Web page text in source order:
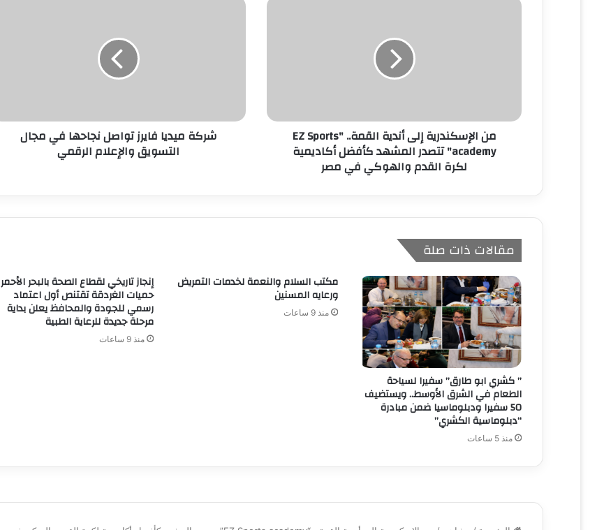
ا
من الإسكندرية إلى أندية القمة.. "EZ Sports
academy" تتصدر المشهد كأفضل أكاديمية
لكرة القدم والهوكي في مصر
شركة ميديا فايرز تواصل نجاحها في مجال
التسويق والإعلام الرقمي
مقالات ذات صلة
” كشري ابو طارق” سفيرا لسياحة
الطعام في الشرق الأوسط.. ويستضيف
50 سفيرا ودبلوماسيا ضمن مبادرة
“دبلوماسية الكشري”
منذ 5 ساعات
مكتب السلام والنعمة لخدمات التمريض
ورعايه المسنين
منذ 9 ساعات
إنجاز تاريخي لقطاع الصحة بالبحر الأحمر
حميات الغردقة تقتنص أول اعتماد
رسمي للجودة والمحافظ يعلن بداية
مرحلة جديدة للرعاية الطبية
منذ 9 ساعات